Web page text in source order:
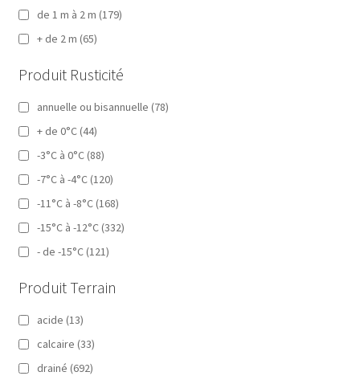
de 1 m à 2 m (179)
+ de 2 m (65)
Produit Rusticité
annuelle ou bisannuelle (78)
+ de 0°C (44)
-3°C à 0°C (88)
-7°C à -4°C (120)
-11°C à -8°C (168)
-15°C à -12°C (332)
- de -15°C (121)
Produit Terrain
acide (13)
calcaire (33)
drainé (692)